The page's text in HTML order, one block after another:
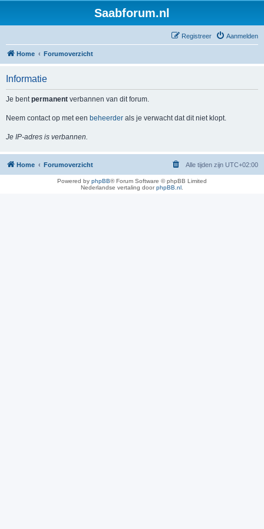
Saabforum.nl
Aanmelden
Registreer
Home Forumoverzicht
Informatie
Je bentpermanent verbannen van dit forum.
Neem contact op met een beheerder als je verwacht dat dit niet klopt.
Je IP-adres is verbannen.
Home Forumoverzicht Alle tijden zijn UTC+02:00
Powered by phpBB® Forum Software © phpBB Limited
Nederlandse vertaling doorphpBB.nl